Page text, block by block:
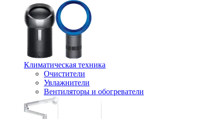
Климатическая техника
Очистители
Увлажнители
Вентиляторы и обогреватели